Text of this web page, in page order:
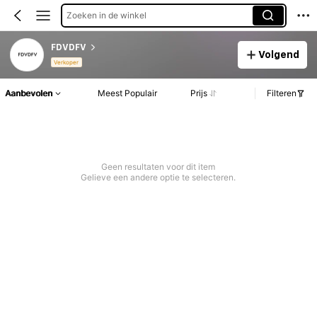
Zoeken in de winkel
FDVDFV
Verkoper
Volgend
Aanbevolen Meest Populair Prijs Filteren
Geen resultaten voor dit item
Gelieve een andere optie te selecteren.